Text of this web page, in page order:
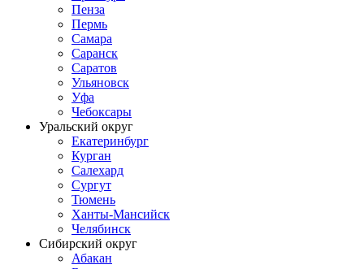
Пенза
Пермь
Самара
Саранск
Саратов
Ульяновск
Уфа
Чебоксары
Уральский округ
Екатеринбург
Курган
Салехард
Сургут
Тюмень
Ханты-Мансийск
Челябинск
Сибирский округ
Абакан